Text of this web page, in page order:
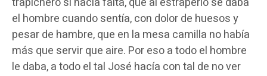
el hombre cuando sentía, con dolor de huesos y
pesar de hambre, que en la mesa camilla no había
más que servir que aire. Por eso a todo el hombre
le daba, a todo el tal José hacía con tal de no ver